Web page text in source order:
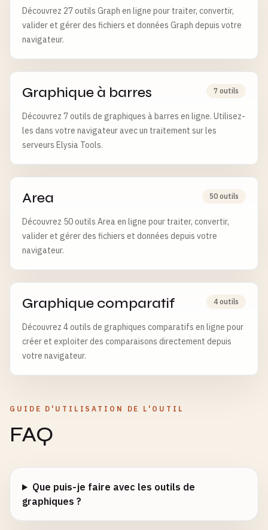
Découvrez 27 outils Graph en ligne pour traiter, convertir,
valider et gérer des fichiers et données Graph depuis votre
navigateur.
Graphique à barres 7 outils
Découvrez 7 outils de graphiques à barres en ligne. Utilisez-
les dans votre navigateur avec un traitement sur les
serveurs Elysia Tools.
Area 50 outils
Découvrez 50 outils Area en ligne pour traiter, convertir,
valider et gérer des fichiers et données depuis votre
navigateur.
Graphique comparatif 4 outils
Découvrez 4 outils de graphiques comparatifs en ligne pour
créer et exploiter des comparaisons directement depuis
votre navigateur.
GUIDE D'UTILISATION DE L'OUTIL
FAQ
Que puis-je faire avec les outils de
graphiques ?